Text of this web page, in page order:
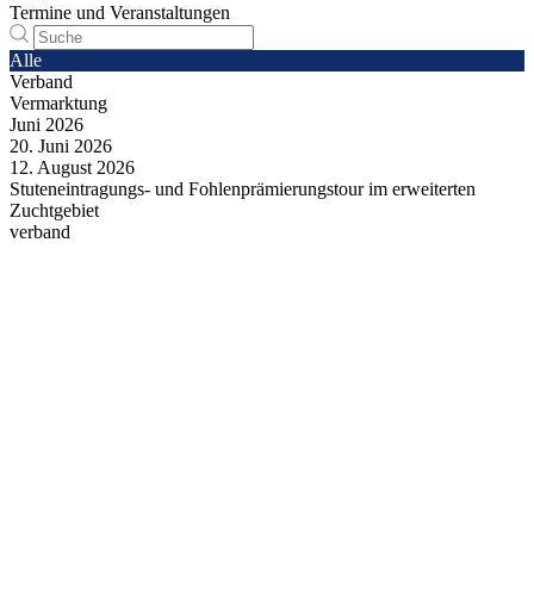
Termine und Veranstaltungen
Alle
Verband
Vermarktung
Juni 2026
20. Juni 2026
12. August 2026
Stuteneintragungs- und Fohlenprämierungstour im erweiterten
Zuchtgebiet
verband